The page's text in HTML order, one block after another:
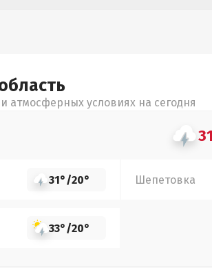
атмосферных условиях на сегодня
31°/20° Шепетовка
33°/20°